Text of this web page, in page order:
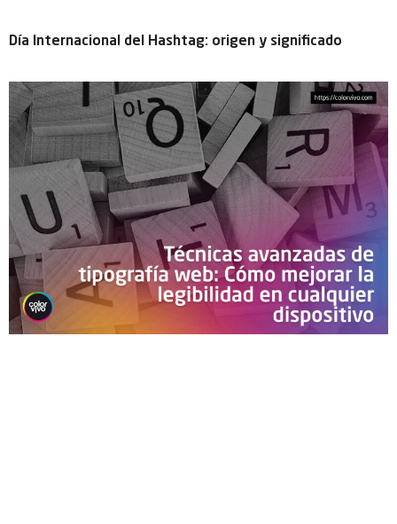
Día Internacional del Hashtag: origen y significado